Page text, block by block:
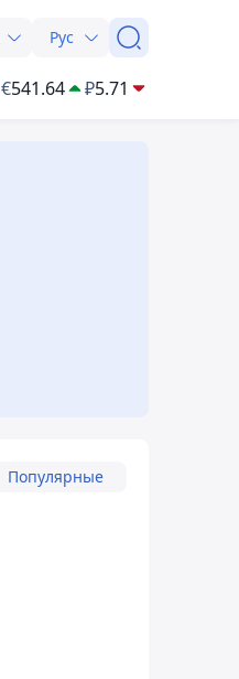
Рус
€541.64 ₽5.71
Популярные